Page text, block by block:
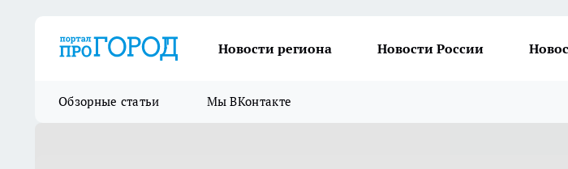
Новости региона Новости России
Обзорные статьи Мы ВКонтакте